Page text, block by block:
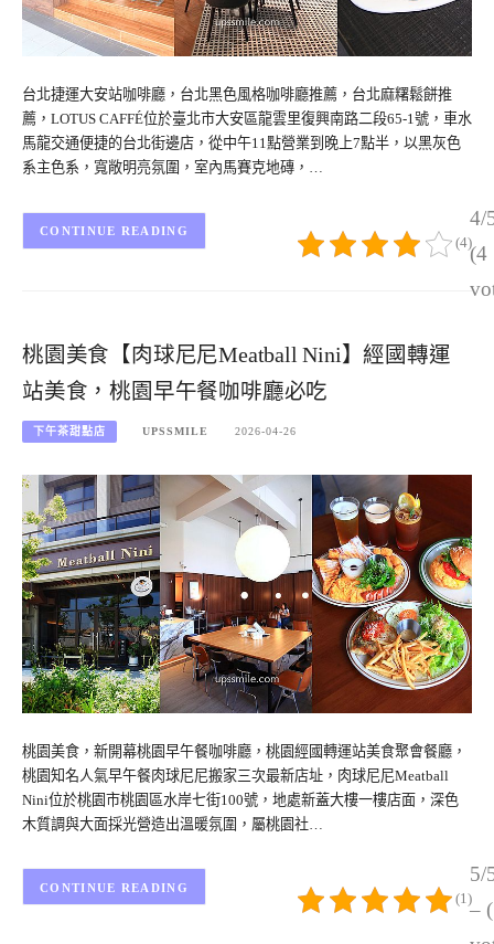
台北捷運大安站咖啡廳，台北黑色風格咖啡廳推薦，台北麻糬鬆餅推
薦，LOTUS CAFFÉ位於臺北市大安區龍雲里復興南路二段65-1號，車水
馬龍交通便捷的台北街邊店，從中午11點營業到晚上7點半，以黑灰色
系主色系，寬敞明亮氛圍，室內馬賽克地磚，…
4/
(4
(4)
CONTINUE READING
桃園美食【肉球尼尼Meatball Nini】經國轉運
站美食，桃園早午餐咖啡廳必吃
下午茶甜點店 UPSSMILE 2026-04-26
桃園美食，新開幕桃園早午餐咖啡廳，桃園經國轉運站美食聚會餐廳，
桃園知名人氣早午餐肉球尼尼搬家三次最新店址，肉球尼尼Meatball
Nini位於桃園市桃園區水岸七街100號，地處新蓋大樓一樓店面，深色
木質調與大面採光營造出溫暖氛圍，屬桃園社…
5/
–
(1)
CONTINUE READING